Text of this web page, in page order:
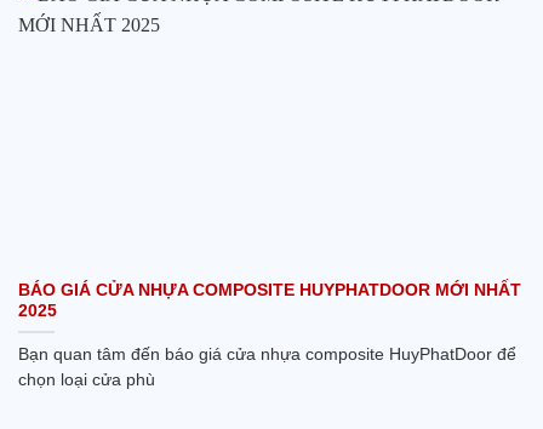
BÁO GIÁ CỬA NHỰA COMPOSITE HUYPHATDOOR MỚI NHẤT
2025
Bạn quan tâm đến báo giá cửa nhựa composite HuyPhatDoor để
chọn loại cửa phù